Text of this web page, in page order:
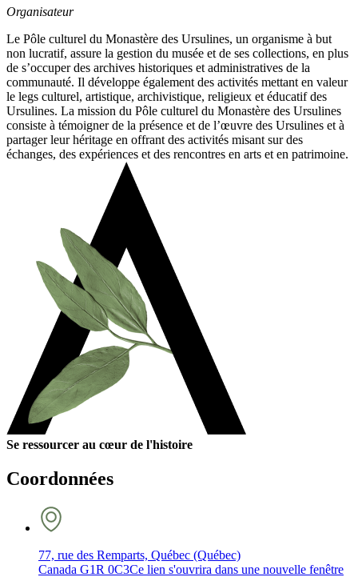
Organisateur
Le Pôle culturel du Monastère des Ursulines, un organisme à but
non lucratif, assure la gestion du musée et de ses collections, en plus
de s’occuper des archives historiques et administratives de la
communauté. Il développe également des activités mettant en valeur
le legs culturel, artistique, archivistique, religieux et éducatif des
Ursulines. La mission du Pôle culturel du Monastère des Ursulines
consiste à témoigner de la présence et de l’œuvre des Ursulines et à
partager leur héritage en offrant des activités misant sur des
échanges, des expériences et des rencontres en arts et en patrimoine.
Se ressourcer au cœur de l'histoire
Coordonnées
77, rue des Remparts, Québec (Québec)
Canada G1R 0C3Ce lien s'ouvrira dans une nouvelle fenêtre